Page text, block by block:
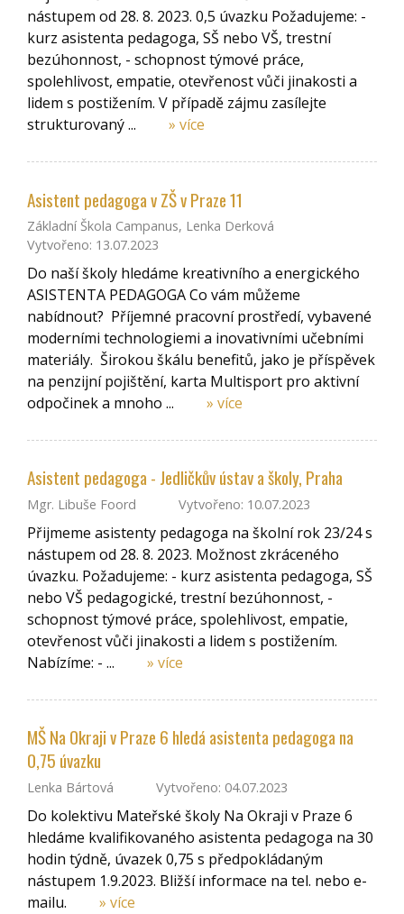
nástupem od 28. 8. 2023. 0,5 úvazku Požadujeme: -
kurz asistenta pedagoga, SŠ nebo VŠ, trestní
bezúhonnost, - schopnost týmové práce,
spolehlivost, empatie, otevřenost vůči jinakosti a
lidem s postižením. V případě zájmu zasílejte
strukturovaný ...
» více
Asistent pedagoga v ZŠ v Praze 11
Základní Škola Campanus, Lenka Derková
Vytvořeno: 13.07.2023
Do naší školy hledáme kreativního a energického
ASISTENTA PEDAGOGA Co vám můžeme
nabídnout? Příjemné pracovní prostředí, vybavené
moderními technologiemi a inovativními učebními
materiály. Širokou škálu benefitů, jako je příspěvek
na penzijní pojištění, karta Multisport pro aktivní
odpočinek a mnoho ...
» více
Asistent pedagoga - Jedličkův ústav a školy, Praha
Mgr. Libuše Foord Vytvořeno: 10.07.2023
Přijmeme asistenty pedagoga na školní rok 23/24 s
nástupem od 28. 8. 2023. Možnost zkráceného
úvazku. Požadujeme: - kurz asistenta pedagoga, SŠ
nebo VŠ pedagogické, trestní bezúhonnost, -
schopnost týmové práce, spolehlivost, empatie,
otevřenost vůči jinakosti a lidem s postižením.
Nabízíme: - ...
» více
MŠ Na Okraji v Praze 6 hledá asistenta pedagoga na
0,75 úvazku
Lenka Bártová Vytvořeno: 04.07.2023
Do kolektivu Mateřské školy Na Okraji v Praze 6
hledáme kvalifikovaného asistenta pedagoga na 30
hodin týdně, úvazek 0,75 s předpokládaným
nástupem 1.9.2023. Bližší informace na tel. nebo e-
mailu.
» více